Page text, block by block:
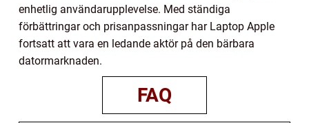
enhetlig användarupplevelse. Med ständiga
förbättringar och prisanpassningar har Laptop Apple
fortsatt att vara en ledande aktör på den bärbara
datormarknaden.
FAQ